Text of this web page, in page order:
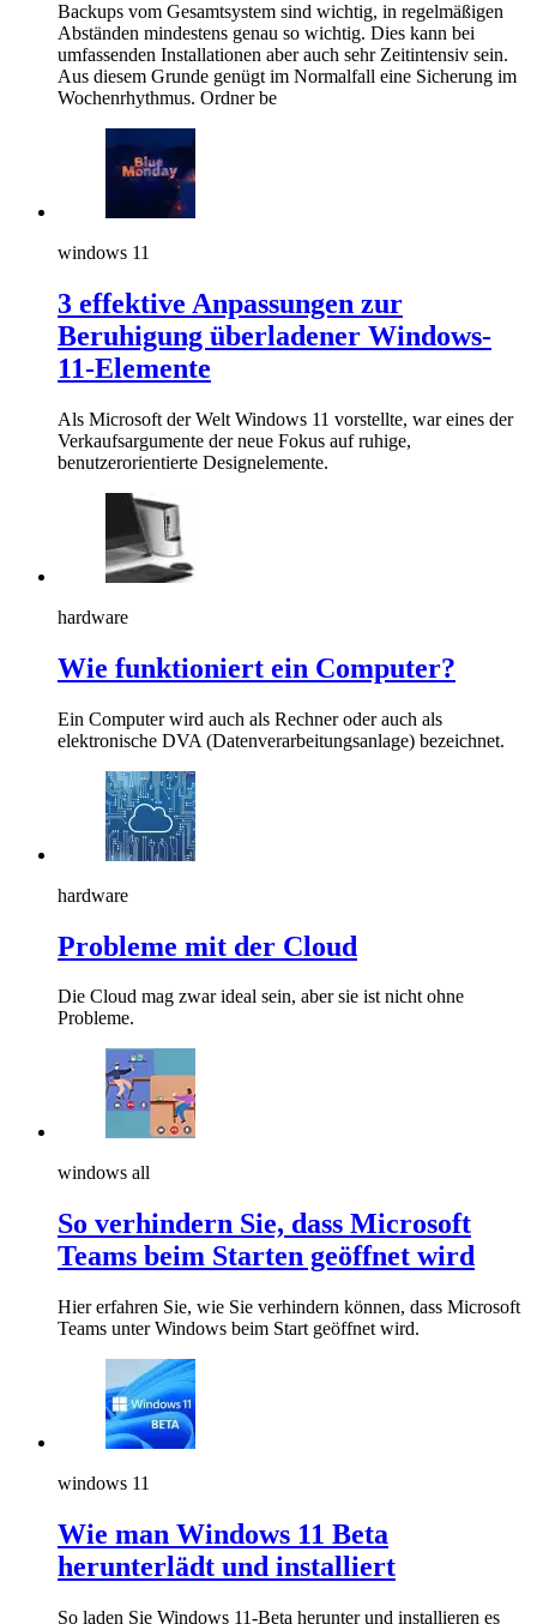
Backups vom Gesamtsystem sind wichtig, in regelmäßigen
Abständen mindestens genau so wichtig. Dies kann bei
umfassenden Installationen aber auch sehr Zeitintensiv sein.
Aus diesem Grunde genügt im Normalfall eine Sicherung im
Wochenrhythmus. Ordner be
windows 11
3 effektive Anpassungen zur
Beruhigung überladener Windows-
11-Elemente
Als Microsoft der Welt Windows 11 vorstellte, war eines der
Verkaufsargumente der neue Fokus auf ruhige,
benutzerorientierte Designelemente.
hardware
Wie funktioniert ein Computer?
Ein Computer wird auch als Rechner oder auch als
elektronische DVA (Datenverarbeitungsanlage) bezeichnet.
hardware
Probleme mit der Cloud
Die Cloud mag zwar ideal sein, aber sie ist nicht ohne
Probleme.
windows all
So verhindern Sie, dass Microsoft
Teams beim Starten geöffnet wird
Hier erfahren Sie, wie Sie verhindern können, dass Microsoft
Teams unter Windows beim Start geöffnet wird.
windows 11
Wie man Windows 11 Beta
herunterlädt und installiert
So laden Sie Windows 11-Beta herunter und installieren es